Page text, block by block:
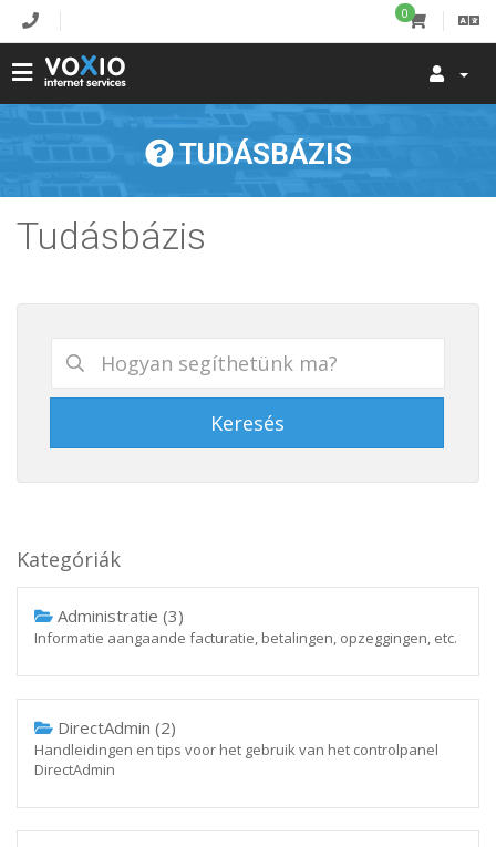
0
TUDÁSBÁZIS
Tudásbázis
Kategóriák
Administratie (3)
Informatie aangaande facturatie, betalingen, opzeggingen, etc.
DirectAdmin (2)
Handleidingen en tips voor het gebruik van het controlpanel
DirectAdmin